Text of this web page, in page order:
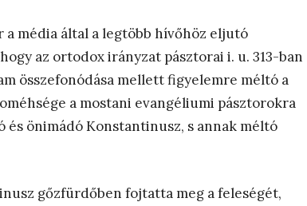
média által a legtöbb hívőhöz eljutó
az ortodox irányzat pásztorai i. u. 313-ban
összefonódása mellett figyelemre méltó a
a mostani evangéliumi pásztorokra
önimádó Konstantinusz, s annak méltó
gőzfürdőben fojtatta meg a feleségét,